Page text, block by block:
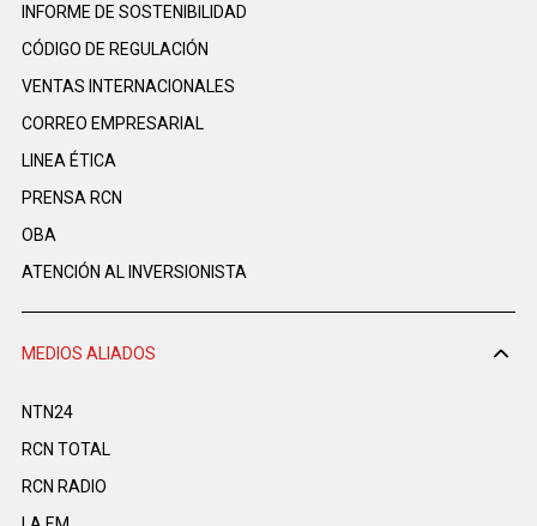
INFORME DE SOSTENIBILIDAD
CÓDIGO DE REGULACIÓN
VENTAS INTERNACIONALES
CORREO EMPRESARIAL
LINEA ÉTICA
PRENSA RCN
OBA
ATENCIÓN AL INVERSIONISTA
MEDIOS ALIADOS
NTN24
RCN TOTAL
RCN RADIO